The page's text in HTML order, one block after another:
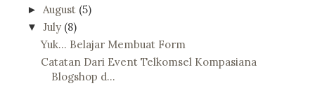
► August (5)
▼ July (8)
Yuk... Belajar Membuat Form
Catatan Dari Event Telkomsel Kompasiana
Blogshop d...